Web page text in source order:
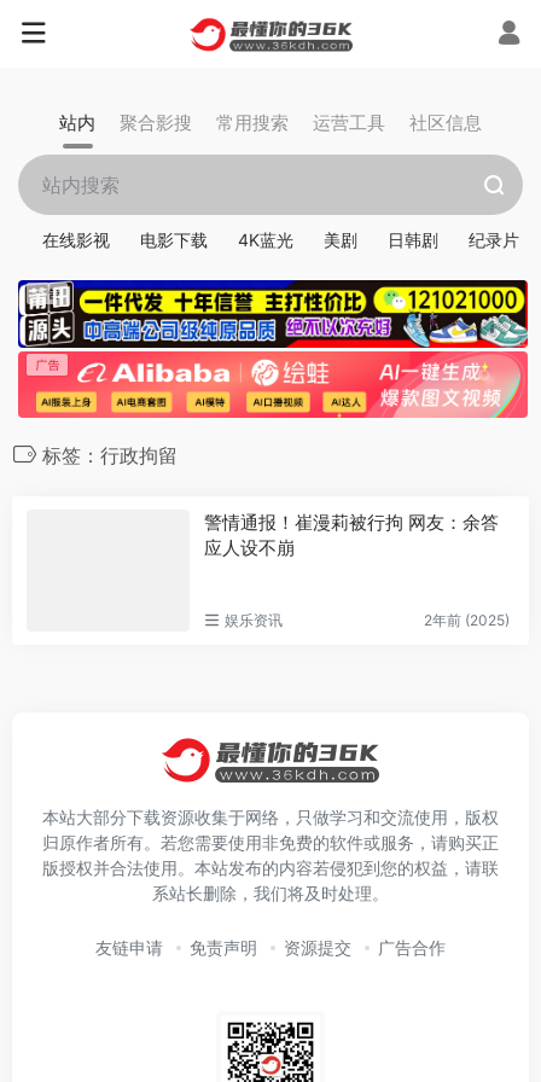
站内 聚合影搜 常用搜索 运营工具 社区信息
在线影视 电影下载 4K蓝光 美剧 日韩剧 纪录片
标签：行政拘留
警情通报！崔漫莉被行拘 网友：余答
应人设不崩
娱乐资讯 2年前 (2025)
本站大部分下载资源收集于网络，只做学习和交流使用，版权
归原作者所有。若您需要使用非免费的软件或服务，请购买正
版授权并合法使用。本站发布的内容若侵犯到您的权益，请联
系站长删除，我们将及时处理。
友链申请 免责声明 资源提交 广告合作